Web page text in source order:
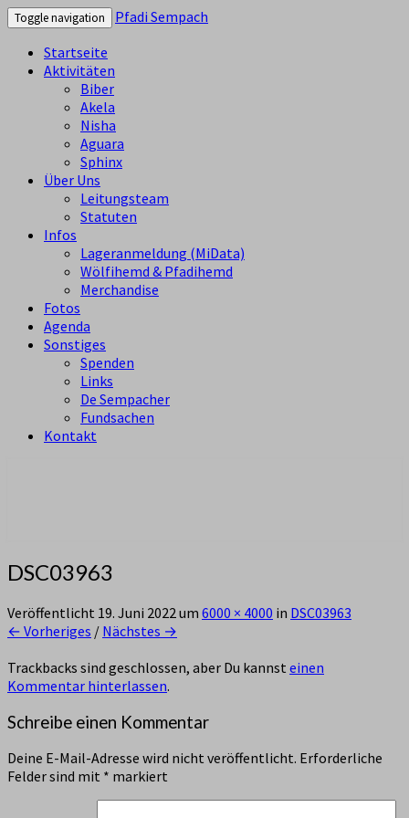
Toggle navigation
Pfadi Sempach
Startseite
Aktivitäten
Biber
Akela
Nisha
Aguara
Sphinx
Über Uns
Leitungsteam
Statuten
Infos
Lageranmeldung (MiData)
Wölfihemd & Pfadihemd
Merchandise
Fotos
Agenda
Sonstiges
Spenden
Links
De Sempacher
Fundsachen
Kontakt
DSC03963
Veröffentlicht 19. Juni 2022 um 6000 × 4000 in DSC03963
← Vorheriges / Nächstes →
Trackbacks sind geschlossen, aber Du kannst einen
Kommentar hinterlassen.
Schreibe einen Kommentar
Deine E-Mail-Adresse wird nicht veröffentlicht. Erforderliche
Felder sind mit * markiert